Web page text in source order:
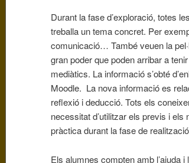
Durant la fase d’exploració, totes
treballa un tema concret. Per
comunicació… També veuen la
gran poder que poden arribar a
mediàtics. La informació s’obté
Moodle. La nova informació es
reflexió i deducció. Tots els
necessitat d’utilitzar els previs i
pràctica durant la fase de
Els alumnes compten amb l’ajuda